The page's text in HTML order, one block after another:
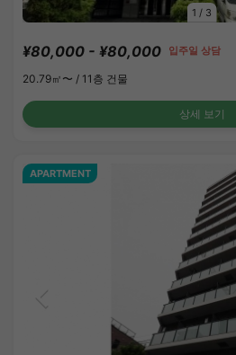
1 / 3
¥80,000 - ¥80,000 입주일 상담
20.79㎡〜 / 11층 건물
상세 보기
APARTMENT